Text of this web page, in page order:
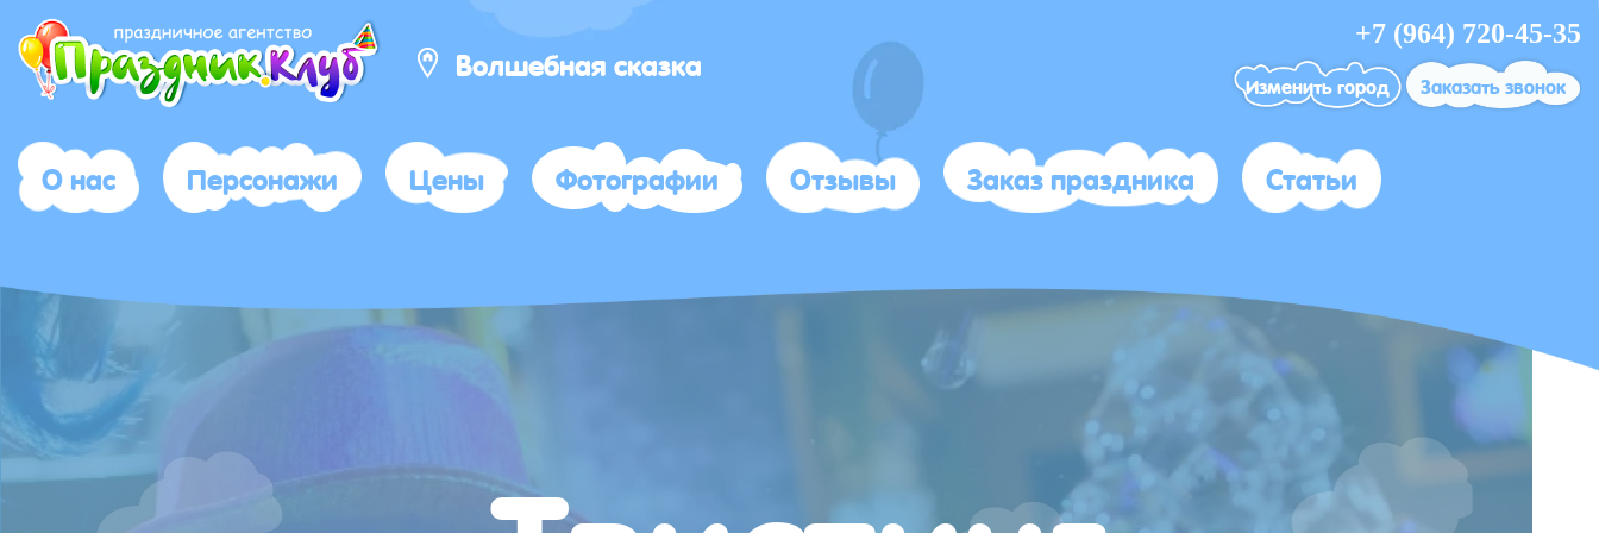
Волшебная сказка +7 (964) 720-45-35
Изменить город Заказать звонок
О нас Персонажи Цены Фотографии Отзывы Заказ праздника Статьи